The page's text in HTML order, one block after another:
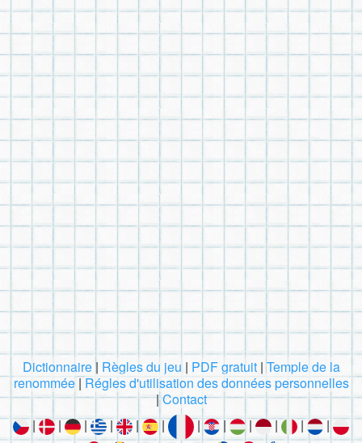
Dictionnaire| Règles du jeu | PDF gratuit|Temple de la
renommée|Régles d'utilisation des données personnelles
|Contact
|
| | | | | | | | | |
|